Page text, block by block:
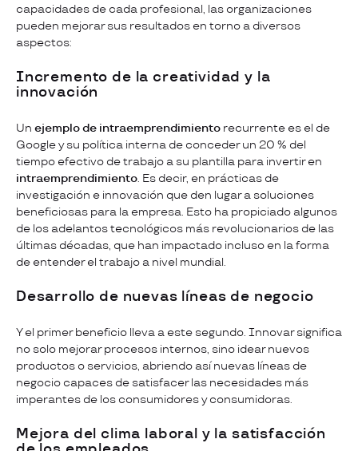
capacidades de cada profesional, las organizaciones
pueden mejorar sus resultados en torno a diversos
aspectos:
Incremento de la creatividad y la
innovación
Un ejemplo de intraemprendimiento recurrente es el de
Google y su política interna de conceder un 20 % del
tiempo efectivo de trabajo a su plantilla para invertir en
intraemprendimiento. Es decir, en prácticas de
investigación e innovación que den lugar a soluciones
beneficiosas para la empresa. Esto ha propiciado algunos
de los adelantos tecnológicos más revolucionarios de las
últimas décadas, que han impactado incluso en la forma
de entender el trabajo a nivel mundial.
Desarrollo de nuevas líneas de negocio
Y el primer beneficio lleva a este segundo. Innovar significa
no solo mejorar procesos internos, sino idear nuevos
productos o servicios, abriendo así nuevas líneas de
negocio capaces de satisfacer las necesidades más
imperantes de los consumidores y consumidoras.
Mejora del clima laboral y la satisfacción